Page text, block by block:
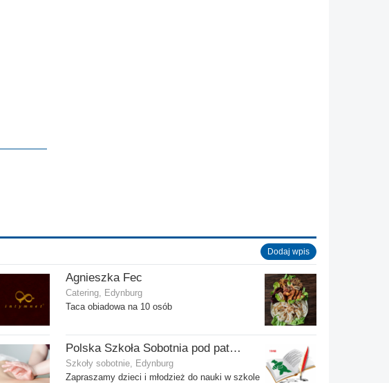
Dodaj wpis
Agnieszka Fec
Catering, Edynburg
Taca obiadowa na 10 osób
Polska Szkoła Sobotnia pod patronatem SPK w Edynburgu - Filia Gilmerton
Szkoły sobotnie, Edynburg
Zapraszamy dzieci i młodzież do nauki w szkole